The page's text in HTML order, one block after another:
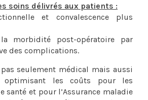
soins délivrés aux patients :
et convalescence plus
morbidité post-opératoire par
des complications.
seulement médical mais aussi
optimisant les coûts pour les
santé et pour l’Assurance maladie